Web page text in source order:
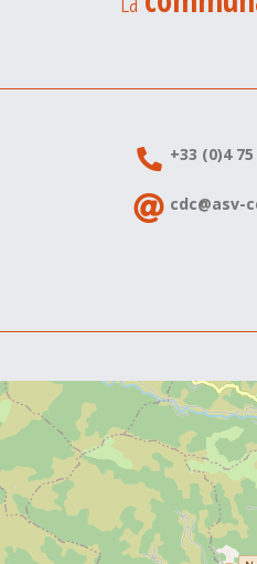
+33 (0)4
cdc@asv-